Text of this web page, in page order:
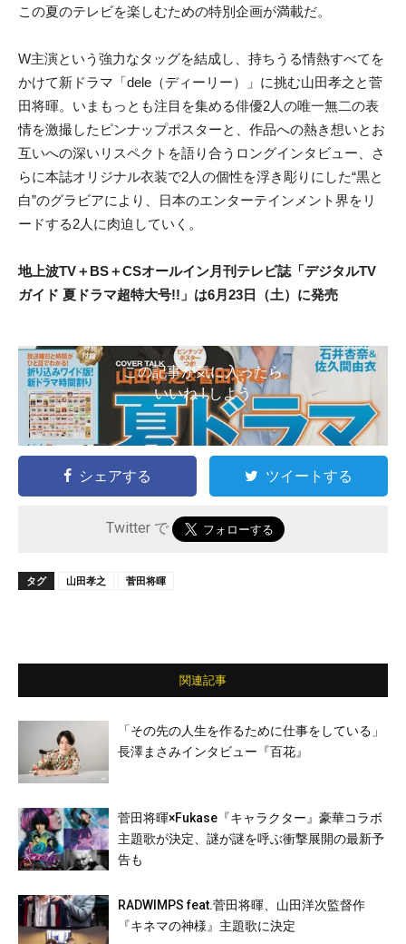
この夏のテレビを楽しむための特別企画が満載だ。
W主演という強力なタッグを結成し、持ちうる情熱すべてを
かけて新ドラマ「dele（ディーリー）」 に挑む山田孝之と菅
田将暉。いまもっとも注目を集める俳優2人の唯一無二の表
情を激撮したピンナップポスターと、作品への熱き想いとお
互いへの深いリスペクトを語り合うロングイ ンタビュー、さ
らに本誌オリジナル衣装で2人の個性を浮き彫りにした“黒と
白”のグラビアにより、日本のエンターテインメント界をリ
ードする2人に肉迫していく。
地上波TV＋BS＋CSオールイン月刊テレビ誌「デジタルTV
ガイド 夏ドラマ超特大号!!」は6月23日（土）に発売
この記事が気に入ったら
いいね ! しよう
シェアする ツイートする
Twitter で
タグ 山田孝之 菅田将暉
関連記事
「その先の人生を作るために仕事をしている」
長澤まさみインタビュー『百花』
菅田将暉×Fukase『キャラクター』豪華コラボ
主題歌が決定、謎が謎を呼ぶ衝撃展開の最新予
告も
RADWIMPS feat.菅田将暉、山田洋次監督作
『キネマの神様』主題歌に決定